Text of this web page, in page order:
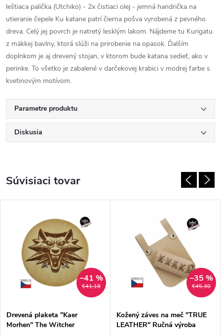
leštiaca palička (Utchiko) - 2x čistiaci olej - jemná handrička na
utieranie čepele Ku katane patrí čierna pošva vyrobená z pevného
dreva. Celý jej povrch je natretý lesklým lakom. Nájdeme tu Kurigatu
z mäkkej bavlny, ktorá slúži na prirobenie na opasok. Ďalším
doplnkom je aj drevený stojan, v ktorom bude katana sedieť, ako v
perinke. To všetko je zabalené v darčekovej krabici v modrej farbe s
kvetinovým motívom.
Parametre produktu
Diskusia
Súvisiaci tovar
€41,18
–41 %
Drevená plaketa "Kaer
Morhen" The Witcher
€45,30
–35 %
Kožený záves na meč "TRUE
LEATHER" Ručná výroba